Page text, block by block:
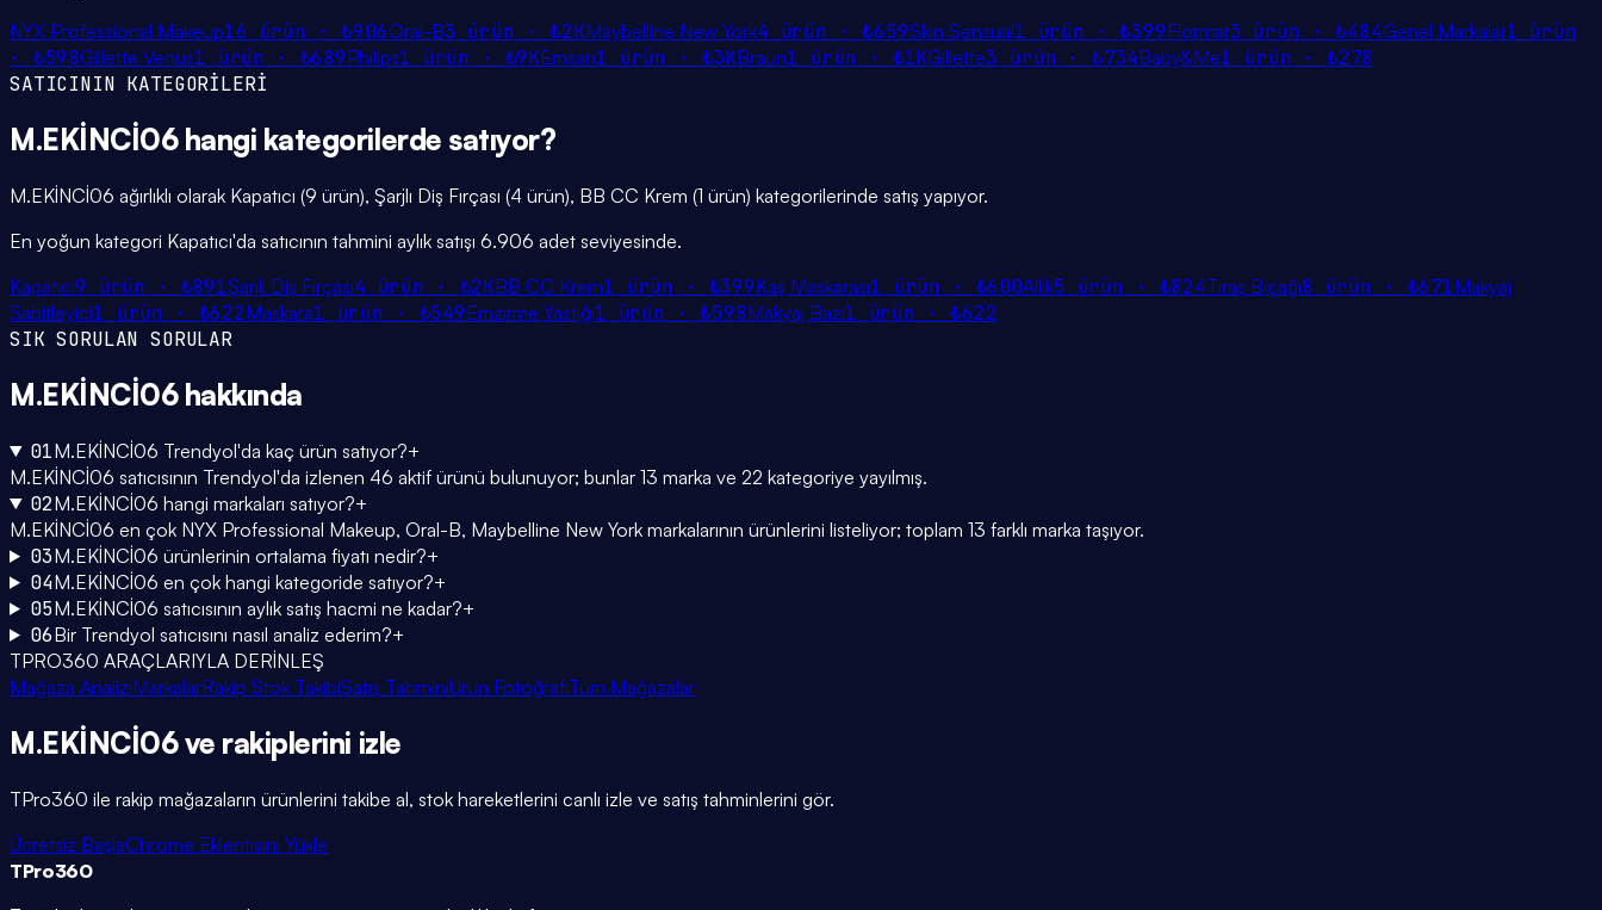
NYX Professional Makeup16 ürün ·₺906Oral-B3 ürün ·₺2KMaybelline New York4 ürün ·₺659Skin Sensual1 ürün ·₺399Flormar3 ürün ·₺484Genel Markalar1 ürün
· ₺598Gillette Venus1 ürün · ₺689Philips1 ürün · ₺9KEmsan1 ürün · ₺3KBraun1 ürün · ₺1KGillette3 ürün · ₺734Baby&Me1 ürün · ₺278
SATICININ KATEGORİLERİ
M.EKİNCİ06hangi kategorilerde satıyor?
M.EKİNCİ06 ağırlıklı olarak Kapatıcı (9 ürün), Şarjlı Diş Fırçası (4 ürün), BB CC Krem (1 ürün) kategorilerinde satış yapıyor.
En yoğun kategori Kapatıcı'da satıcının tahmini aylık satışı 6.906 adet seviyesinde.
Kapatıcı9 ürün · ₺891Şarjlı Diş Fırçası4 ürün · ₺2KBB CC Krem1 ürün · ₺399Kaş Maskarası1 ürün · ₺600Allık5 ürün · ₺824Tıraş Bıçağı8 ürün · ₺671Makyaj
Sabitleyici1 ürün · ₺622Maskara1 ürün · ₺549Emzirme Yastığı1 ürün ·₺598Makyaj Bazı1 ürün ·₺622
SIK SORULAN SORULAR
M.EKİNCİ06hakkında
01M.EKİNCİ06 Trendyol'da kaç ürün satıyor?+
M.EKİNCİ06 satıcısının Trendyol'da izlenen 46 aktif ürünü bulunuyor; bunlar 13 marka ve 22 kategoriye yayılmış.
02M.EKİNCİ06 hangi markaları satıyor?+
M.EKİNCİ06 en çok NYX Professional Makeup, Oral-B, Maybelline New York markalarının ürünlerini listeliyor; toplam 13 farklı marka taşıyor.
03M.EKİNCİ06 ürünlerinin ortalama fiyatı nedir?+
04M.EKİNCİ06 en çok hangi kategoride satıyor?+
05M.EKİNCİ06 satıcısının aylık satış hacmi ne kadar?+
06Bir Trendyol satıcısını nasıl analiz ederim?+
TPRO360 ARAÇLARIYLA DERİNLEŞ
Mağaza AnaliziMarkalarRakip Stok TakibiSatış TahminiÜrün FotoğrafıTüm Mağazalar
M.EKİNCİ06ve rakiplerini izle
TPro360 ile rakip mağazaların ürünlerini takibe al, stok hareketlerini canlı izle ve satış tahminlerini gör.
Ücretsiz BaşlaChrome Eklentisini Yükle
TPro360